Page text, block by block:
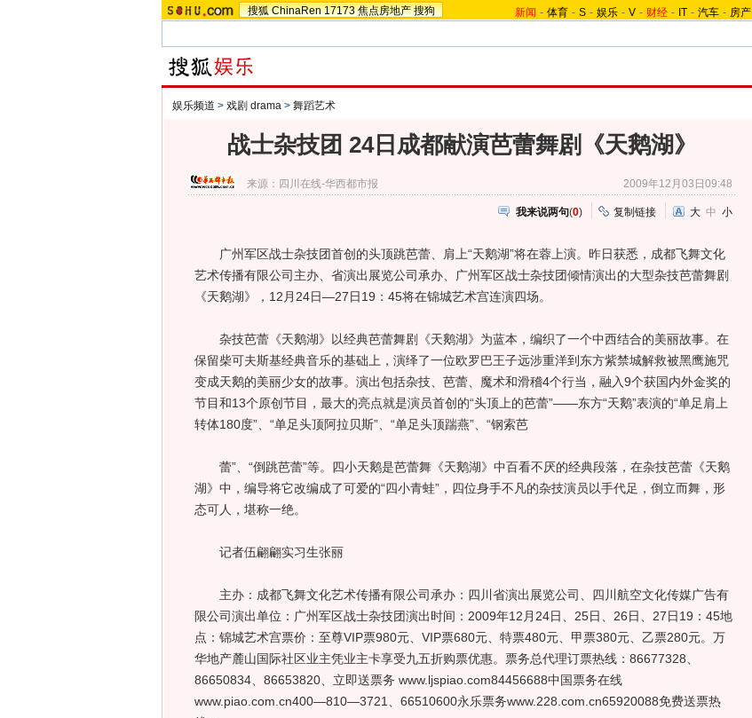
搜狐 ChinaRen 17173 焦点房地产 搜狗 新闻 - 体育 - S - 娱乐 - V - 财经 - IT - 汽车 - 房产
娱乐频道 > 戏剧 drama > 舞蹈艺术
战士杂技团 24日成都献演芭蕾舞剧《天鹅湖》
来源： 四川在线-华西都市报 2009年12月03日09:48
我来说两句(0) 复制链接 大 中 小
广州军区战士杂技团首创的头顶跳芭蕾、肩上“天鹅湖”将在蓉上演。昨日获悉，成都飞舞文化
艺术传播有限公司主办、省演出展览公司承办、广州军区战士杂技团倾情演出的大型杂技芭蕾舞剧
《天鹅湖》，12月24日—27日19：45将在锦城艺术宫连演四场。
杂技芭蕾《天鹅湖》以经典芭蕾舞剧《天鹅湖》为蓝本，编织了一个中西结合的美丽故事。在
保留柴可夫斯基经典音乐的基础上，演绎了一位欧罗巴王子远涉重洋到东方紫禁城解救被黑鹰施咒
变成天鹅的美丽少女的故事。演出包括杂技、芭蕾、魔术和滑稽4个行当，融入9个获国内外金奖的
节目和13个原创节目，最大的亮点就是演员首创的“头顶上的芭蕾”——东方“天鹅”表演的“单足肩上
转体180度”、“单足头顶阿拉贝斯”、“单足头顶踹燕”、“钢索芭
蕾”、“倒跳芭蕾”等。四小天鹅是芭蕾舞《天鹅湖》中百看不厌的经典段落，在杂技芭蕾《天鹅
湖》中，编导将它改编成了可爱的“四小青蛙”，四位身手不凡的杂技演员以手代足，倒立而舞，形
态可人，堪称一绝。
记者伍翩翩实习生张丽
主办：成都飞舞文化艺术传播有限公司承办：四川省演出展览公司、四川航空文化传媒广告有
限公司演出单位：广州军区战士杂技团演出时间：2009年12月24日、25日、26日、27日19：45地
点：锦城艺术宫票价：至尊VIP票980元、VIP票680元、特票480元、甲票380元、乙票280元。万
华地产麓山国际社区业主凭业主卡享受九五折购票优惠。票务总代理订票热线：86677328、
86650834、86653820、立即送票务 www.ljspiao.com84456688中国票务在线
www.piao.com.cn400—810—3721、66510600永乐票务www.228.com.cn65920088免费送票热